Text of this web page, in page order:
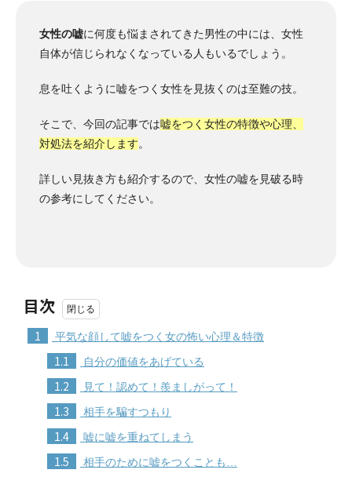
女性の嘘に何度も悩まされてきた男性の中には、女性
自体が信じられなくなっている人もいるでしょう。
息を吐くように嘘をつく女性を見抜くのは至難の技。
そこで、今回の記事では嘘をつく女性の特徴や心理、
対処法を紹介します。
詳しい見抜き方も紹介するので、女性の嘘を見破る時
の参考にしてください。
目次
1 平気な顔して嘘をつく女の怖い心理＆特徴
1.1 自分の価値をあげている
1.2 見て！認めて！羨ましがって！
1.3 相手を騙すつもり
1.4 嘘に嘘を重ねてしまう
1.5 相手のために嘘をつくことも…